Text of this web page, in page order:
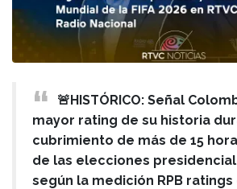
🚨HISTÓRICO: Señal
mayor rating de su historia
cubrimiento de más de 15
de las elecciones
según la medición RPB